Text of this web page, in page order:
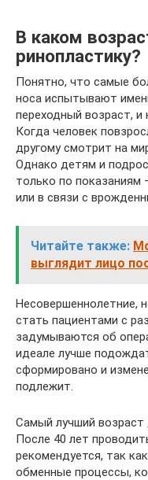
В каком
ринопластику?
Понятно, что самые
носа испытывают
переходный возраст,
Когда человек
другому смотрит на
Однако детям и
только по показаниям
или в связи с
Читайте также:
выглядит лицо
Несовершеннолетние,
стать пациентами с
задумываются об
идеале лучше
сформировано и
подлежит.
Самый лучший возраст
После 40 лет
рекомендуется, так
обменные процессы,